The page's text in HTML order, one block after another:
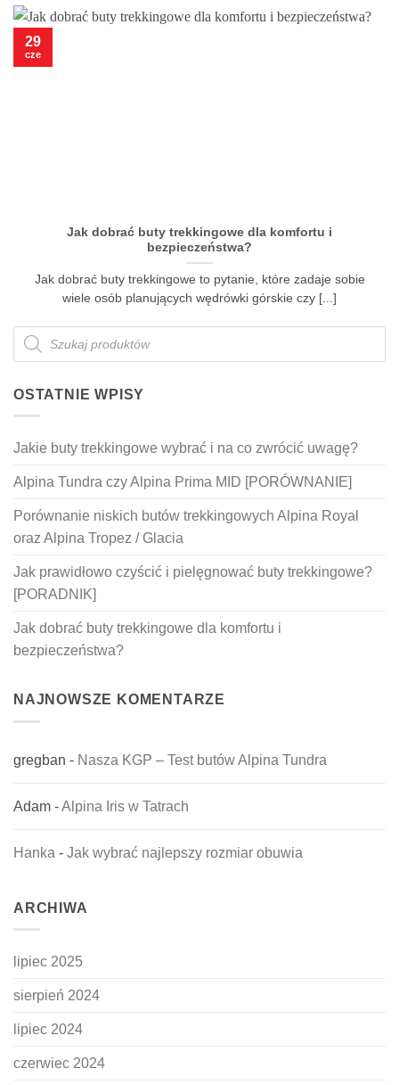
Jak dobrać buty trekkingowe dla komfortu i
bezpieczeństwa?
Jak dobrać buty trekkingowe to pytanie, które zadaje sobie
wiele osób planujących wędrówki górskie czy [...]
29
cze
Wyszukiwarka
produktów
OSTATNIE WPISY
Jakie buty trekkingowe wybrać i na co zwrócić uwagę?
Alpina Tundra czy Alpina Prima MID [PORÓWNANIE]
Porównanie niskich butów trekkingowych Alpina Royal
oraz Alpina Tropez / Glacia
Jak prawidłowo czyścić i pielęgnować buty trekkingowe?
[PORADNIK]
Jak dobrać buty trekkingowe dla komfortu i
bezpieczeństwa?
NAJNOWSZE KOMENTARZE
gregban - Nasza KGP – Test butów Alpina Tundra
Adam -Alpina Iris w Tatrach
Hanka - Jak wybrać najlepszy rozmiar obuwia
ARCHIWA
lipiec 2025
sierpień 2024
lipiec 2024
czerwiec 2024